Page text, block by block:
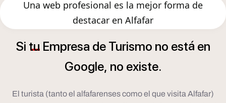
Una web profesional es la mejor forma de
destacar en Alfafar
Si tu Empresa de Turismo no está en
Google, no existe.
El turista (tanto el alfafarenses como el que visita Alfafar)